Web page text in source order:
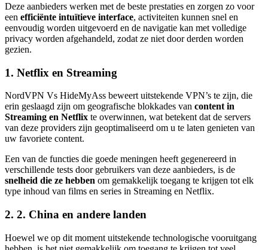
Deze aanbieders werken met de beste prestaties en zorgen zo voor
een efficiënte intuïtieve interface, activiteiten kunnen snel en
eenvoudig worden uitgevoerd en de navigatie kan met volledige
privacy worden afgehandeld, zodat ze niet door derden worden
gezien.
1. Netflix en Streaming
NordVPN Vs HideMyAss beweert uitstekende VPN’s te zijn, die
erin geslaagd zijn om geografische blokkades van content in
Streaming en Netflix te overwinnen, wat betekent dat de servers
van deze providers zijn geoptimaliseerd om u te laten genieten van
uw favoriete content.
Een van de functies die goede meningen heeft gegenereerd in
verschillende tests door gebruikers van deze aanbieders, is de
snelheid die ze hebben om gemakkelijk toegang te krijgen tot elk
type inhoud van films en series in Streaming en Netflix.
2. 2. China en andere landen
Hoewel we op dit moment uitstekende technologische vooruitgang